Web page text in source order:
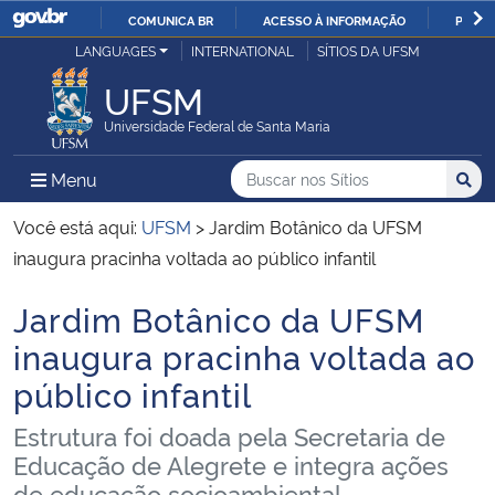
IR
COMUNICA BR ACESSO À INFORMAÇÃO
Ministério da Justiça e Segurança Pública
Ministério da Defesa
Ministério das Relações Exteriores
Ministério da Infraestrutura
Ministério da Agricultura, Pecuária e Abastecimento
Ministério da Educação
LANGUAGES INTERNATIONAL SÍTIOS DA UFSM
UFSM
Universidade Federal de Santa Maria
Menu Menu Principal do Sítio
Busca
Buscar no nos Sítios
Busca:
Você está aqui: UFSM >Jardim Botânico da UFSM
inaugura pracinha voltada ao público infantil
Início do conteúdo
Jardim Botânico da UFSM
inaugura pracinha voltada ao
público infantil
Estrutura foi doada pela Secretaria de
Educação de Alegrete e integra ações